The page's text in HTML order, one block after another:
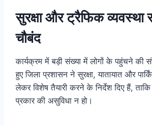
सुरक्षा और ट्रैफिक व्यवस्था
चौबंद
कार्यक्रम में बड़ी संख्या में लोगों के पहुंचने की
हुए जिला प्रशासन ने सुरक्षा, यातायात और
लेकर विशेष तैयारी करने के निर्देश दिए हैं,
प्रकार की असुविधा न हो।